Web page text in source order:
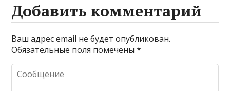
Добавить комментарий
Ваш адрес email не будет опубликован.
Обязательные поля помечены*